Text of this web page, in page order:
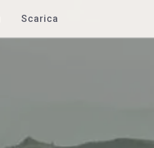
Scarica